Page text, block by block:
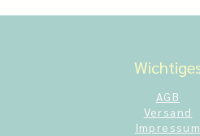
AGB
Versand
Impressum